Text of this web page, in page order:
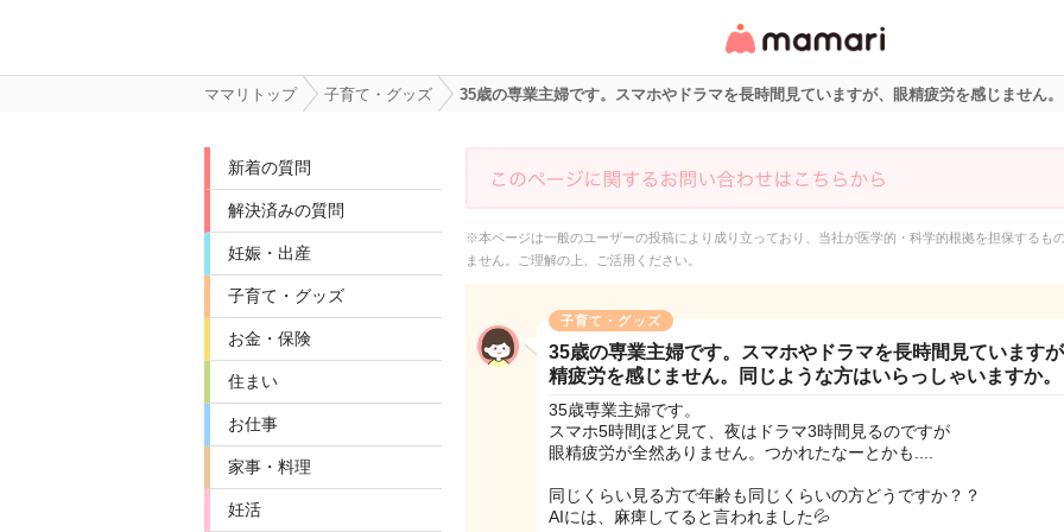
リ・情報サイト
ママリトップ 子育て・グッズ 35歳の専業主婦です。スマホやドラマを長時間見ていますが、眼精疲労を感じません
新着の質問
解決済みの質問
妊娠・出産
子育て・グッズ
お金・保険
住まい
お仕事
家事・料理
妊活
※本ページは一般のユーザーの投稿により成り立っており、当社が医学的・科学的根拠を担保するも
ません。ご理解の上、ご活用ください。
子育て・グッズ
35歳の専業主婦です。スマホやドラマを長時間見ています
精疲労を感じません。同じような方はいらっしゃいますか。
35歳専業主婦です。
スマホ5時間ほど見て、夜はドラマ3時間見るのですが
眼精疲労が全然ありません。つかれたなーとかも....
同じくらい見る方で年齢も同じくらいの方どうですか？？
AIには、麻痺してると言われました💦